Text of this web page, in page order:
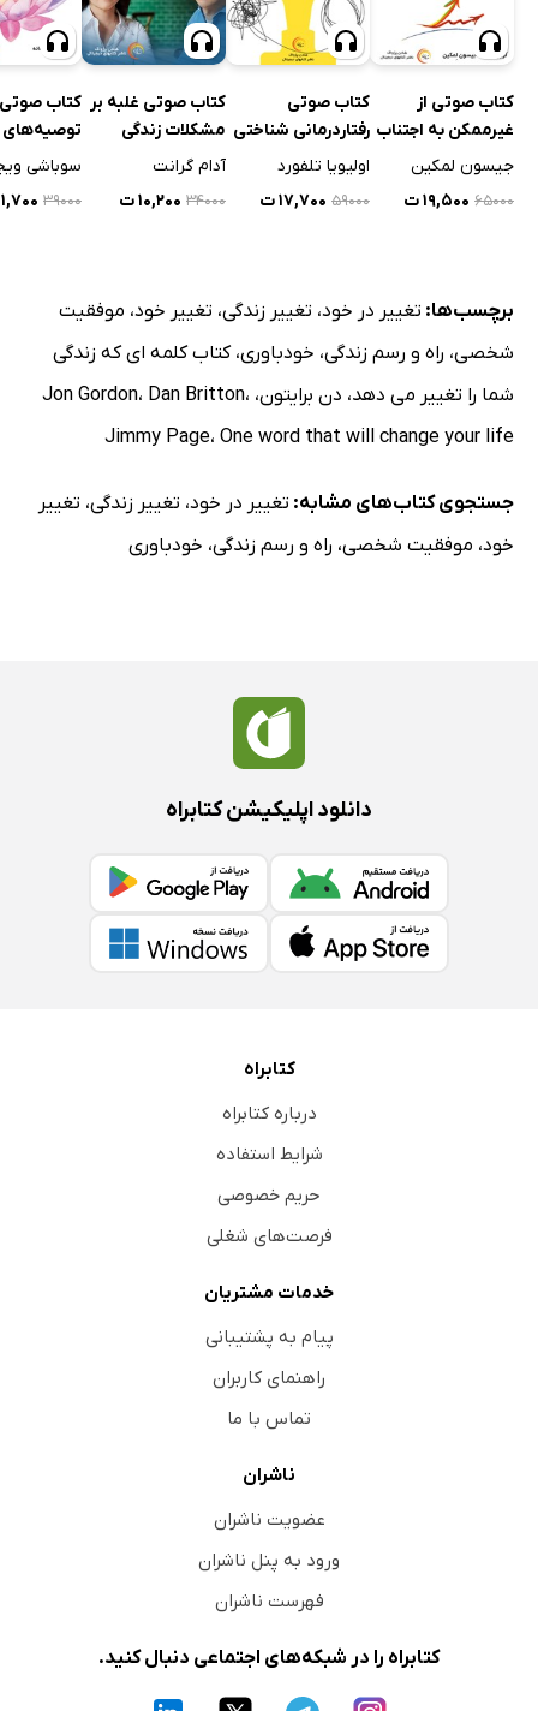
کتاب صوتی از
غیرممکن به اجتناب
جیسون لمکین
۶۵۰۰۰ ۱۹,۵۰۰ ت
کتاب صوتی
رفتاردرمانی شناختی
اولیویا تلفورد
۵۹۰۰۰ ۱۷,۷۰۰ ت
کتاب صوتی غلبه بر
مشکلات زندگی
آدام گرانت
۳۴۰۰۰ ۱۰,۲۰۰ ت
کتاب صوتی
توصیه‌های
برای کادر
سوباشی
۳۹۰۰۰ ۱۱,۷۰۰
برچسب‌ها: تغییر در خود، تغییر زندگی، تغییر خود، موفقیت
شخصی، راه و رسم زندگی، خودباوری،کتاب کلمه ای که زندگی
شما را تغییر می دهد، دن برایتون، Jon Gordon، Dan Britton،
Jimmy Page، One word that will change your life
جستجوی کتاب‌های مشابه: تغییر در خود، تغییر زندگی، تغییر
خود، موفقیت شخصی، راه و رسم زندگی، خودباوری
دانلود اپلیکیشن کتابراه
کتابراه
درباره کتابراه
شرایط استفاده
حریم خصوصی
فرصت‌های شغلی
خدمات مشتریان
پیام به پشتیبانی
راهنمای کاربران
تماس با ما
ناشران
عضویت ناشران
ورود به پنل ناشران
فهرست ناشران
کتابراه را در شبکه‌های اجتماعی دنبال کنید.